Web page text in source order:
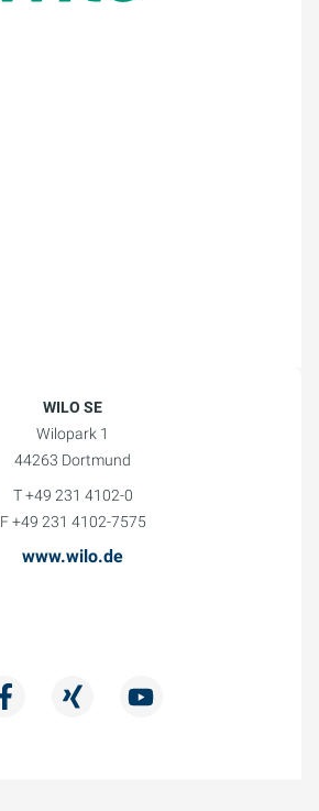
WILO SE
Wilopark 1
44263 Dortmund
T +49 231 4102-0
F +49 231 4102-7575
www.wilo.de